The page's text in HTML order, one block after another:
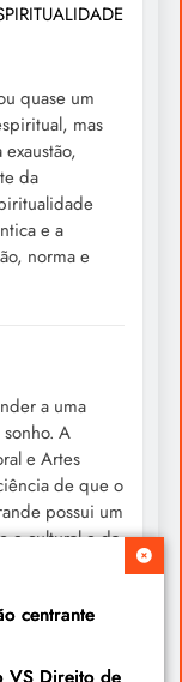
centrante
quase um
mas
da
e a
norma e
a uma
A
e Artes
de que o
possui um
e cultural e da
ser...